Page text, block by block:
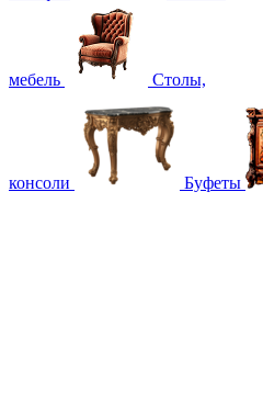
мебель Столы,
консоли Буфеты